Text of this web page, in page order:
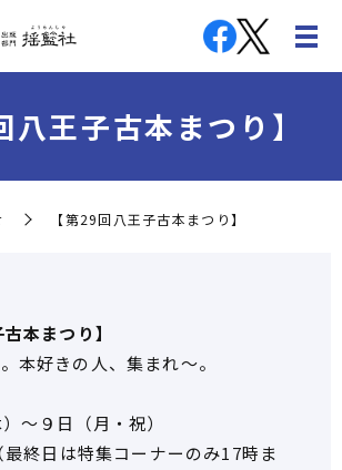
八王子古本まつり】
【第29回八王子古本まつり】
本まつり】
本好きの人、集まれ～。
～９日（月・祝）
最終日は特集コーナーのみ17時ま